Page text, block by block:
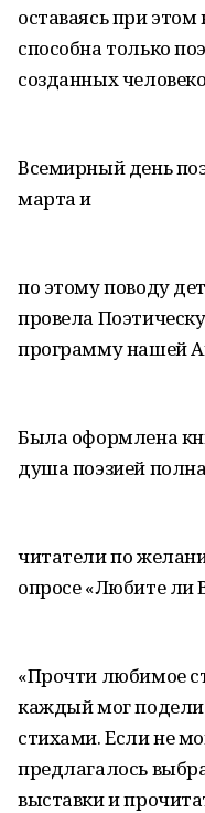
оставаясь при
способна только
созданных
Всемирный день
марта и
по этому поводу
провела
программу нашей
Была оформлена
душа поэзией
читатели по
опросе «Любите ли
«Прочти любимое
каждый мог
стихами. Если не
предлагалось
выставки и